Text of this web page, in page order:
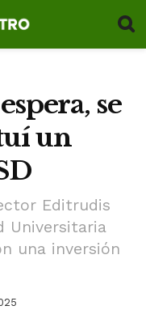
se
un
Editrudis
Universitaria
una inversión